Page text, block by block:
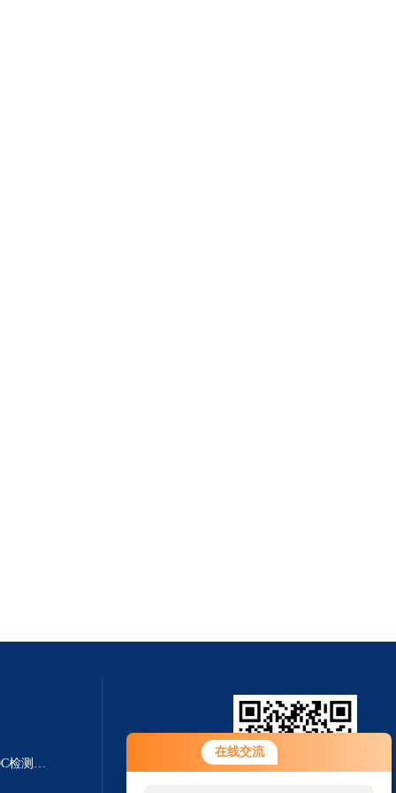
在线交流
YT-VOCS-AVOC在线检测仪 VOC检测仪|TVOC检测仪